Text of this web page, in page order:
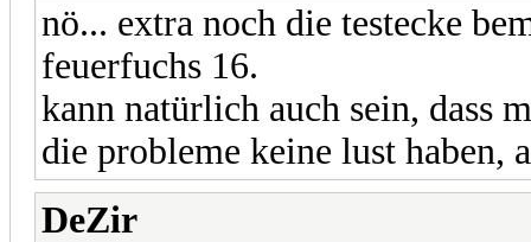
nö... extra noch die testecke
feuerfuchs 16.
kann natürlich auch sein, dass
die probleme keine lust haben,
DeZir